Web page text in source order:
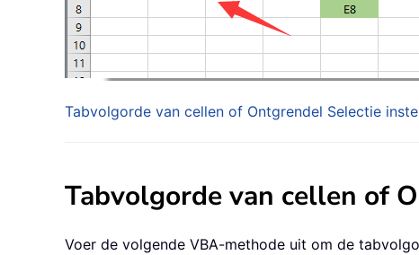
Tabvolgorde van cellen of Ontgrendel Selectie
Tabvolgorde van cellen of
Voer de volgende VBA-methode uit om de